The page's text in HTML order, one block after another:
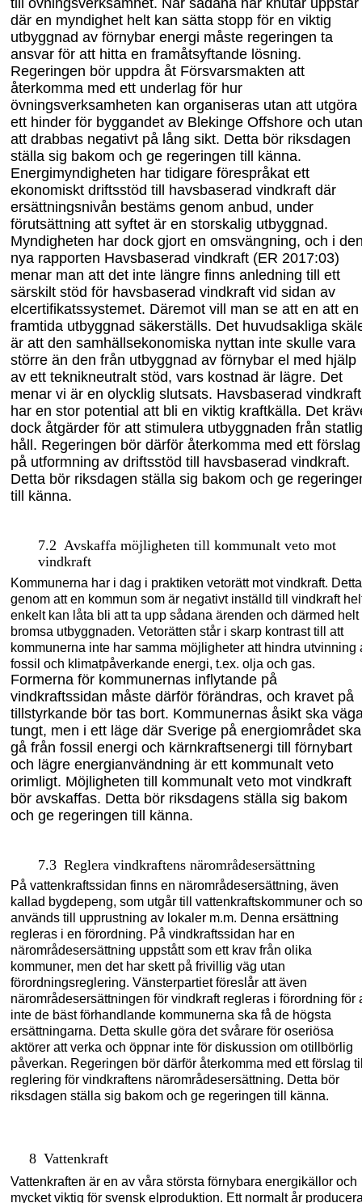
till övningsverksamhet. När sådana här knutar uppstår
där en myndighet helt kan sätta stopp för en viktig
utbyggnad av förnybar energi måste regeringen ta
ansvar för att hitta en framåtsyftande lösning.
Regeringen bör uppdra åt Försvarsmakten att
återkomma med ett underlag för hur
övningsverksamheten kan organiseras utan att utgöra
ett hinder för byggandet av Blekinge Offshore och utan
att drabbas negativt på lång sikt. Detta bör riksdagen
ställa sig bakom och ge regeringen till
känna.
Energimyndigheten har tidigare förespråkat ett
ekonomiskt driftsstöd till havsbaserad vindkraft där
ersättningsnivån bestäms genom anbud, under
förutsättning att syftet är en storskalig utbyggnad.
Myndigheten har dock gjort en omsvängning, och i
nya rapporten Havsbaserad vindkraft (ER 2017:03)
menar man att det inte längre finns anledning till ett
särskilt stöd för havsbaserad vindkraft vid sidan av
elcertifikatssystemet. Däremot vill man se att en att en
framtida utbyggnad säkerställs. Det huvudsakliga
är att den samhällsekonomiska nyttan inte skulle vara
större än den från utbyggnad av förnybar el med hjälp
av ett teknikneutralt stöd, vars kostnad är lägre. Det
menar vi är en olycklig slutsats. Havsbaserad vindkraft
har en stor potential att bli en viktig kraftkälla. Det
dock åtgärder för att stimulera utbyggnaden från
håll. Regeringen bör därför återkomma med ett förslag
på utformning av driftsstöd till havsbaserad vindkraft.
Detta bör riksdagen ställa sig bakom och ge
till
känna.
7.2 Avskaffa möjligheten till kommunalt veto mot
vindkraft
Kommunerna har i dag i praktiken vetorätt mot vindkraft. Detta
genom att en kommun som är negativt inställd till vindkraft
enkelt kan låta bli att ta upp sådana ärenden och därmed helt
bromsa utbyggnaden. Vetorätten står i skarp kontrast till att
kommunerna inte har samma möjligheter att hindra utvinning
fossil och klimatpåverkande energi, t.ex. olja och gas.
Formerna för kommunernas inflytande på
vindkraftssidan måste därför förändras, och kravet på
tillstyrkande bör tas bort. Kommunernas åsikt ska
tungt, men i ett läge där Sverige på energiområdet ska
gå från fossil energi och kärnkraftsenergi till förnybart
och lägre energianvändning är ett kommunalt veto
orimligt. Möjligheten till kommunalt veto mot vindkraft
bör avskaffas. Detta bör riksdagens ställa sig bakom
och ge regeringen till känna.
7.3 Reglera vindkraftens närområdesersättning
På vattenkraftssidan finns en närområdesersättning, även
kallad bygdepeng, som utgår till vattenkraftskommuner och
används till upprustning av lokaler m.m. Denna ersättning
regleras i en förordning. På vindkraftssidan har en
närområdesersättning uppstått som ett krav från olika
kommuner, men det har skett på frivillig väg utan
förordningsreglering. Vänsterpartiet föreslår att även
närområdesersättningen för vindkraft regleras i förordning för
inte de bäst förhandlande kommunerna ska få de högsta
ersättningarna. Detta skulle göra det svårare för oseriösa
aktörer att verka och öppnar inte för diskussion om otillbörlig
påverkan. Regeringen bör därför återkomma med ett förslag
reglering för vindkraftens närområdesersättning. Detta bör
riksdagen ställa sig bakom och ge regeringen till känna.
8 Vattenkraft
Vattenkraften är en av våra största förnybara energikällor och
mycket viktig för svensk elproduktion. Ett normalt år